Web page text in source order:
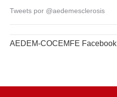
Tweets por @aedemesclerosis
AEDEM-COCEMFE Facebook